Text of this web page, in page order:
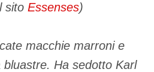
sito Essenses)
macchie marroni e
bluastre. Ha sedotto Karl